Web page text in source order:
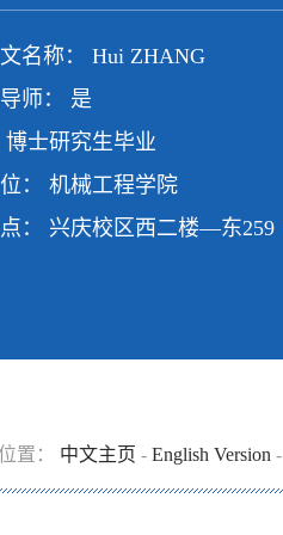
名称： Hui ZHANG
师： 是
博士研究生毕业
： 机械工程学院
： 兴庆校区西二楼—东259
置： 中文主页 - English Version -